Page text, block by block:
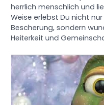
herrlich menschlich und
Weise erlebst Du nicht
Bescherung, sondern
Heiterkeit und